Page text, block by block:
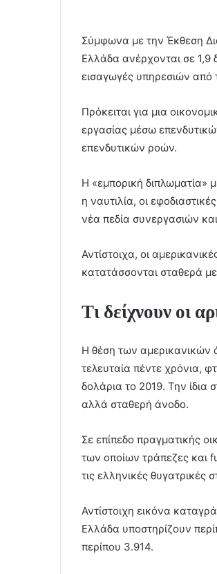
Σύμφωνα με την Έκθεση
Ελλάδα ανέρχονται σε 1,9
εισαγωγές υπηρεσιών από
Πρόκειται για μια
εργασίας μέσω
επενδυτικών ροών.
Η «εμπορική διπλωματία»
η ναυτιλία, οι
νέα πεδία συνεργασιών
Αντίστοιχα, οι
κατατάσσονται σταθερά
Τι δείχνουν οι
Η θέση των
τελευταία πέντε χρόνια,
δολάρια το 2019. Την ίδια
αλλά σταθερή άνοδο.
Σε επίπεδο πραγματικής
των οποίων τράπεζες και
τις ελληνικές θυγατρικές
Αντίστοιχη εικόνα
Ελλάδα υποστηρίζουν
περίπου 3.914.